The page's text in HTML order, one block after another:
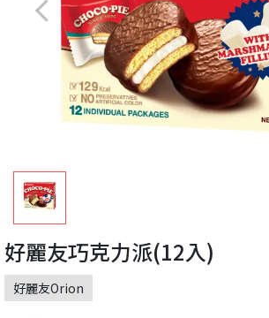
好麗友巧克力派(12入)
好麗友Orion